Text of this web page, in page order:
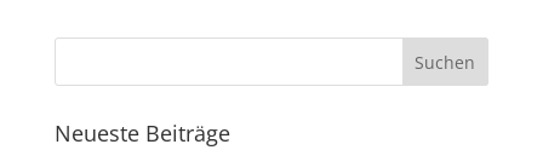
Neueste Beiträge